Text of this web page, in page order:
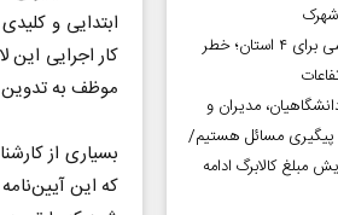
ابتدایی و
کار اجرایی
موظف به
بسیاری از
که این
شهرک
هشدار نارنجی هواشناسی برای ۴ استان؛ خطر
مدیران و
پیگیری مسائل هستیم/
مبلغ کالابرگ ادامه